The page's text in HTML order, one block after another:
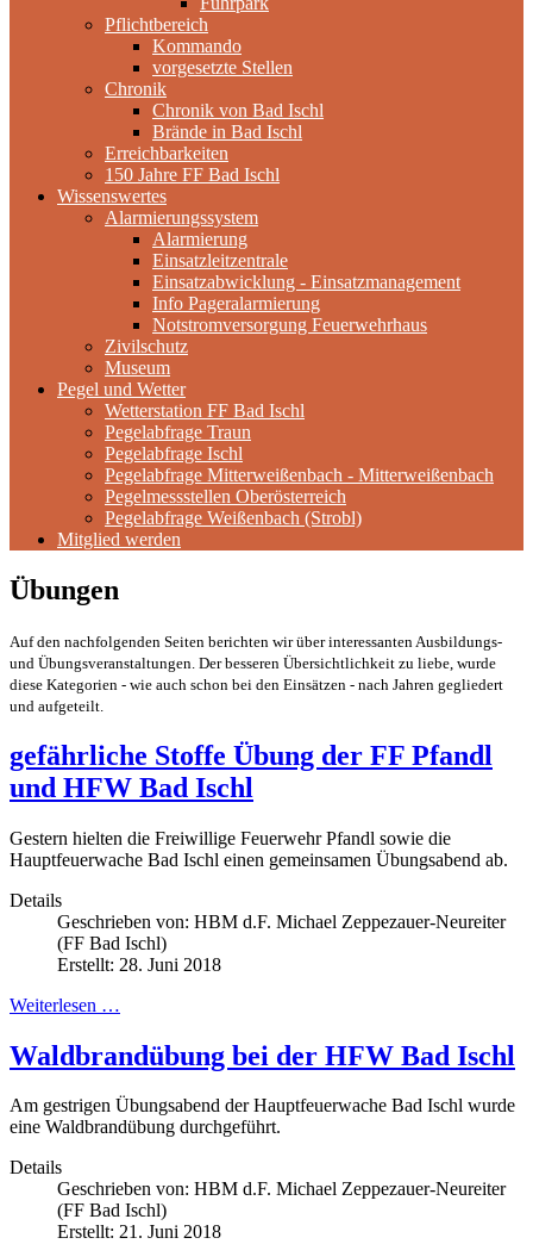
Pflichtbereich
Kommando
vorgesetzte Stellen
Chronik
Chronik von Bad Ischl
Brände in Bad Ischl
Erreichbarkeiten
150 Jahre FF Bad Ischl
Wissenswertes
Alarmierungssystem
Alarmierung
Einsatzleitzentrale
Einsatzabwicklung - Einsatzmanagement
Info Pageralarmierung
Notstromversorgung Feuerwehrhaus
Zivilschutz
Museum
Pegel und Wetter
Wetterstation FF Bad Ischl
Pegelabfrage Traun
Pegelabfrage Ischl
Pegelabfrage Mitterweißenbach - Mitterweißenbach
Pegelmessstellen Oberösterreich
Pegelabfrage Weißenbach (Strobl)
Mitglied werden
Übungen
Auf den nachfolgenden Seiten berichten wir über interessanten Ausbildungs-
und Übungsveranstaltungen. Der besseren Übersichtlichkeit zu liebe, wurde
diese Kategorien - wie auch schon bei den Einsätzen - nach Jahren gegliedert
und aufgeteilt.
gefährliche Stoffe Übung der FF Pfandl
und HFW Bad Ischl
Gestern hielten die Freiwillige Feuerwehr Pfandl sowie die
Hauptfeuerwache Bad Ischl einen gemeinsamen Übungsabend ab.
Details
Geschrieben von: HBM d.F. Michael Zeppezauer-Neureiter
(FF Bad Ischl)
Erstellt: 28. Juni 2018
Weiterlesen …
Waldbrandübung bei der HFW Bad Ischl
Am gestrigen Übungsabend der Hauptfeuerwache Bad Ischl wurde
eine Waldbrandübung durchgeführt.
Details
Geschrieben von: HBM d.F. Michael Zeppezauer-Neureiter
(FF Bad Ischl)
Erstellt: 21. Juni 2018